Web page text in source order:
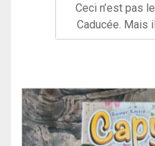
Ceci n’est pas
Caducée. Mais